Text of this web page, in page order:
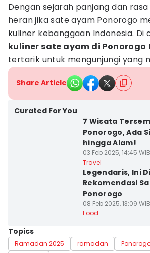
Dengan sejarah panjang dan
heran jika sate ayam Ponorogo
kuliner kebanggaan Indonesia. Di
kuliner sate ayam di Ponorogo
tertarik untuk mengunjungi yang
Share Article
Curated For You
7 Wisata
Ponorogo, Ada
hingga Alam!
03 Feb 2025, 14:45 WIB
Travel
Legendaris, Ini
Rekomendasi
Ponorogo
08 Feb 2025, 13:09 WIB
Food
Topics
Ramadan 2025 ramadan